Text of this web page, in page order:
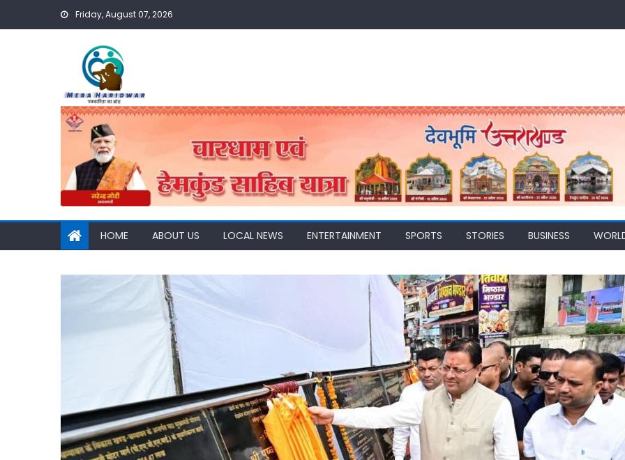
Friday, August 07, 2026
HOME ABOUT US LOCAL NEWS ENTERTAINMENT SPORTS STORIES BUSINESS